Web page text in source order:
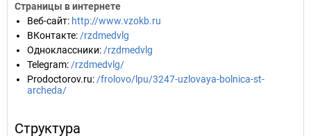
Страницы в интернете
Веб-сайт: http://www.vzokb.ru
ВКонтакте: /rzdmedvlg
Одноклассники: /rzdmedvlg
Telegram: /rzdmedvlg/
Prodoctorov.ru: /frolovo/lpu/3247-uzlovaya-bolnica-st-
archeda/
Структура